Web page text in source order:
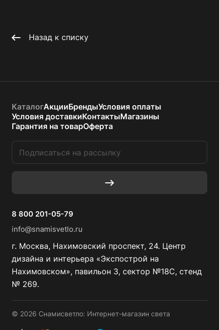
Назад к списку
КаталогАкцииБрендыУсловия оплаты
Условия доставкиКонтактыМагазины
Гарантия на товарОферта
8 800 201-05-79
info@snamisvetlo.ru
г. Москва, Нахимовский проспект, 24. Центр
дизайна и интерьера «Экспострой на
Нахимовском», павильон 3, сектор №18С, стенд
№ 269.
© 2026 Снамисветло: Интернет-магазин света